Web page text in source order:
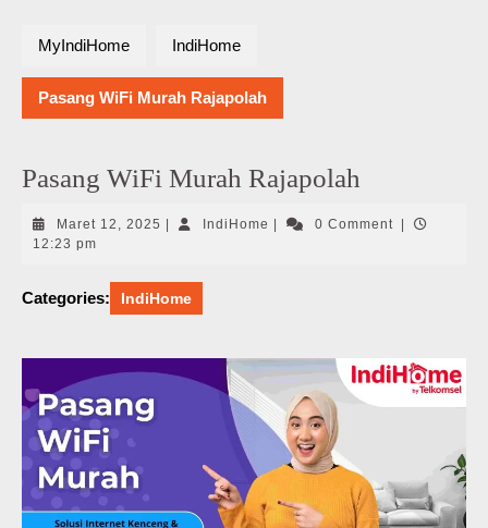
MyIndiHome IndiHome
Pasang WiFi Murah Rajapolah
Pasang WiFi Murah Rajapolah
Maret 12, 2025 Maret
IndiHome IndiHome0 Comment
12:23 pm
Categories: IndiHome